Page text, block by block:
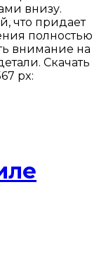
внизу.
что придает
полностью
внимание на
Скачать
px: